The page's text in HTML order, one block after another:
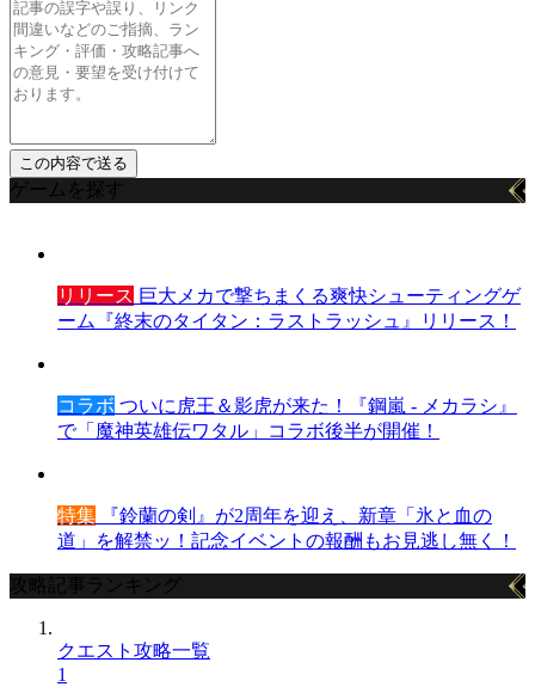
ゲームを探す
リリース 巨大メカで撃ちまくる爽快シューティングゲ
ーム『終末のタイタン：ラストラッシュ』リリース！
コラボ ついに虎王＆影虎が来た！『鋼嵐 - メカラシ』
で「魔神英雄伝ワタル」コラボ後半が開催！
特集 『鈴蘭の剣』が2周年を迎え、新章「氷と血の
道」を解禁ッ！記念イベントの報酬もお見逃し無く！
攻略記事ランキング
クエスト攻略一覧
1